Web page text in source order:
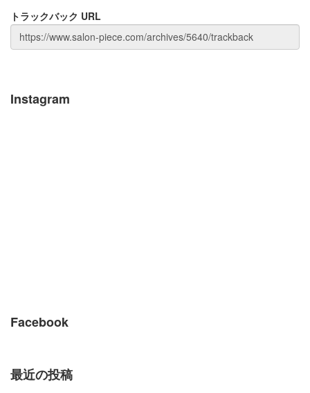
トラックバック URL
Instagram
Facebook
最近の投稿